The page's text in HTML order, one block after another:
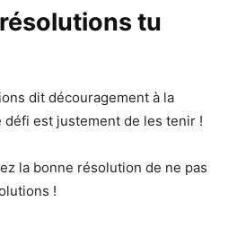
tu
dit découragement à la
défi est justement de les tenir !
la bonne résolution de ne pas
!